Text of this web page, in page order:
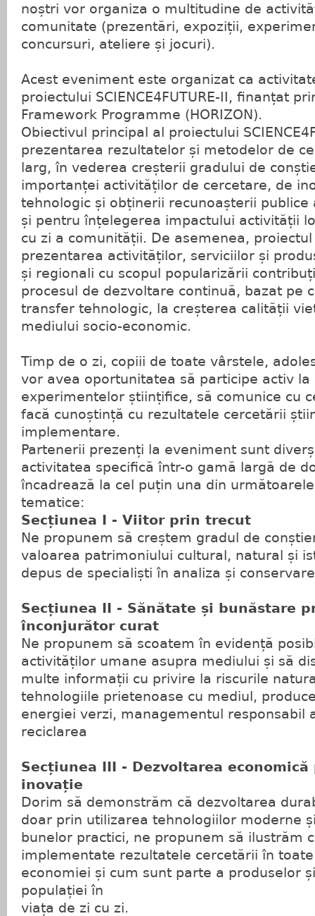
noștri vor organiza o multitudine de
comunitate (prezentări, expoziții,
concursuri, ateliere și jocuri).
Acest eveniment este organizat ca
proiectului SCIENCE4FUTURE-II, finanțat
Framework Programme (HORIZON).
Obiectivul principal al proiectului
prezentarea rezultatelor și metodelor de
larg, în vederea creșterii gradului de
importanței activităților de cercetare, de
tehnologic și obținerii recunoașterii
și pentru înțelegerea impactului activității
cu zi a comunității. De asemenea,
prezentarea activităților, serviciilor și
și regionali cu scopul popularizării
procesul de dezvoltare continuă, bazat pe
transfer tehnologic, la creșterea calității
mediului socio-economic.
Timp de o zi, copiii de toate vârstele,
vor avea oportunitatea să participe activ la
experimentelor științifice, să comunice cu
facă cunoștință cu rezultatele cercetării
implementare.
Partenerii prezenți la eveniment sunt
activitatea specifică într-o gamă largă de
încadrează la cel puțin una din
tematice:
Secțiunea I - Viitor prin trecut
Ne propunem să creștem gradul de
valoarea patrimoniului cultural, natural și
depus de specialiști în analiza și
Secțiunea II - Sănătate și bunăstare
înconjurător curat
Ne propunem să scoatem în evidență
activităților umane asupra mediului și să
multe informații cu privire la riscurile
tehnologiile prietenoase cu mediul,
energiei verzi, managementul responsabil
reciclarea
Secțiunea III - Dezvoltarea
inovație
Dorim să demonstrăm că dezvoltarea
doar prin utilizarea tehnologiilor moderne
bunelor practici, ne propunem să ilustrăm
implementate rezultatele cercetării în
economiei și cum sunt parte a produselor
populației în
viața de zi cu zi.